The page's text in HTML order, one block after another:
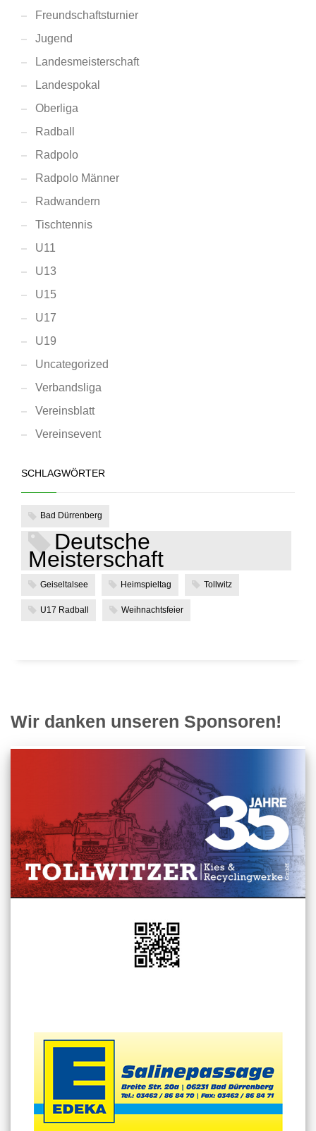
Freundschaftsturnier
Jugend
Landesmeisterschaft
Landespokal
Oberliga
Radball
Radpolo
Radpolo Männer
Radwandern
Tischtennis
U11
U13
U15
U17
U19
Uncategorized
Verbandsliga
Vereinsblatt
Vereinsevent
SCHLAGWÖRTER
Bad Dürrenberg
Deutsche
Meisterschaft
Geiseltalsee Heimspieltag Tollwitz
U17 Radball Weihnachtsfeier
Wir danken unseren Sponsoren!